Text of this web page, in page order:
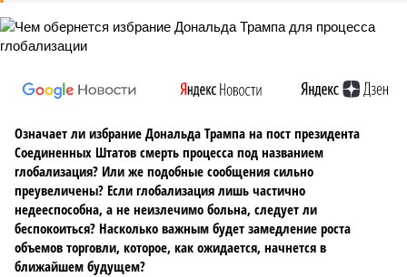
Означает ли избрание Дональда Трампа на пост президента
Соединенных Штатов смерть процесса под названием
глобализация? Или же подобные сообщения сильно
преувеличены? Если глобализация лишь частично
недееспособна, а не неизлечимо больна, следует ли
беспокоиться? Насколько важным будет замедление роста
объемов торговли, которое, как ожидается, начнется в
ближайшем будущем?